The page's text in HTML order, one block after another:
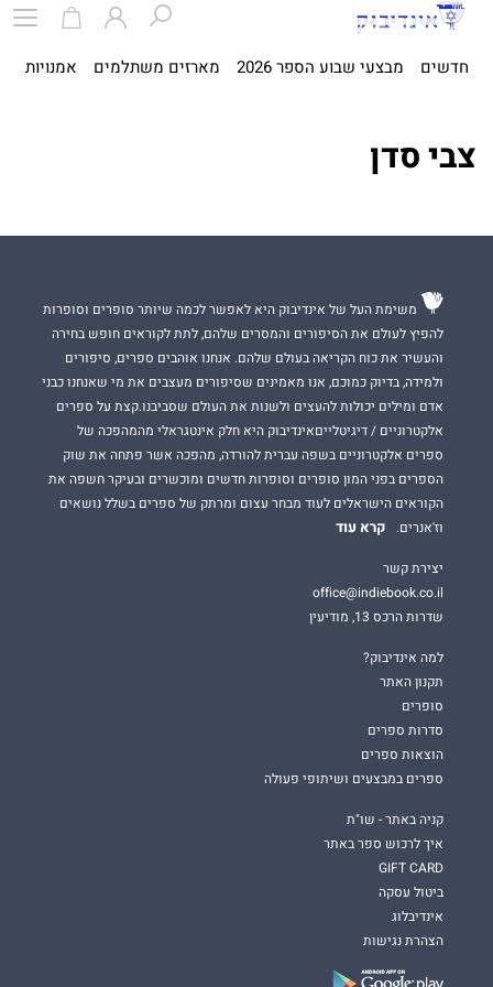
חדשים מבצעי שבוע הספר 2026 מארזים משתלמים אמנויות
צבי סדן
משימת העל של אינדיבוק היא לאפשר לכמה שיותר סופרים וסופרות
להפיץ לעולם את הסיפורים והמסרים שלהם, לתת לקוראים חופש בחירה
והעשיר את כוח הקריאה בעולם שלהם. אנחנו אוהבים ספרים, סיפורים
ולמידה, בדיוק כמוכם, אנו מאמינים שסיפורים מעצבים את מי שאנחנו כבני
אדם ומילים יכולות להעצים ולשנות את העולם שסביבנו.קצת על ספרים
אלקטרוניים / דיגיטלייםאינדיבוק היא חלק אינטגראלי מהמהפכה של
ספרים אלקטרוניים בשפה עברית להורדה, מהפכה אשר פתחה את שוק
הספרים בפני המון סופרים וסופרות חדשים ומוכשרים ובעיקר חשפה את
הקוראים הישראלים לעוד מבחר עצום ומרתק של ספרים בשלל נושאים
וז'אנרים.
קרא עוד
יצירת קשר
office@indiebook.co.il
שדרות הרכס 13, מודיעין
למה אינדיבוק?
תקנון האתר
סופרים
סדרות ספרים
הוצאות ספרים
ספרים במבצעים ושיתופי פעולה
קניה באתר - שו"ת
איך לרכוש ספר באתר
GIFT CARD
ביטול עסקה
אינדיבלוג
הצהרת נגישות